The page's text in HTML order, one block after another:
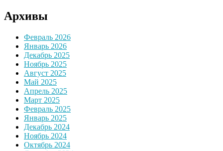
Архивы
Февраль 2026
Январь 2026
Декабрь 2025
Ноябрь 2025
Август 2025
Май 2025
Апрель 2025
Март 2025
Февраль 2025
Январь 2025
Декабрь 2024
Ноябрь 2024
Октябрь 2024